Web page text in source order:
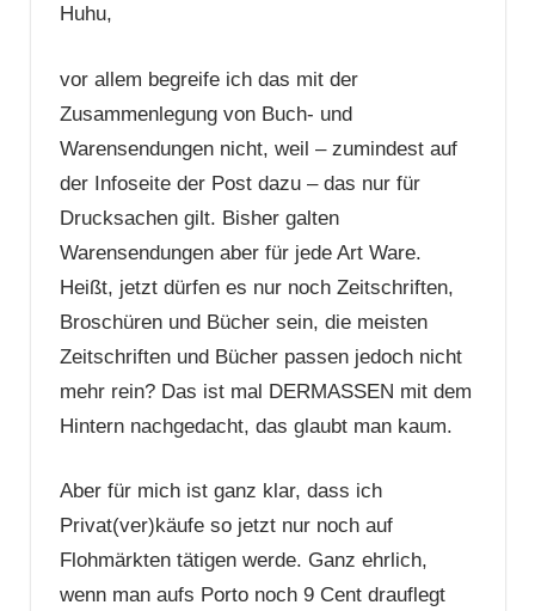
Huhu,
vor allem begreife ich das mit der
Zusammenlegung von Buch- und
Warensendungen nicht, weil – zumindest auf
der Infoseite der Post dazu – das nur für
Drucksachen gilt. Bisher galten
Warensendungen aber für jede Art Ware.
Heißt, jetzt dürfen es nur noch Zeitschriften,
Broschüren und Bücher sein, die meisten
Zeitschriften und Bücher passen jedoch nicht
mehr rein? Das ist mal DERMASSEN mit dem
Hintern nachgedacht, das glaubt man kaum.
Aber für mich ist ganz klar, dass ich
Privat(ver)käufe so jetzt nur noch auf
Flohmärkten tätigen werde. Ganz ehrlich,
wenn man aufs Porto noch 9 Cent drauflegt